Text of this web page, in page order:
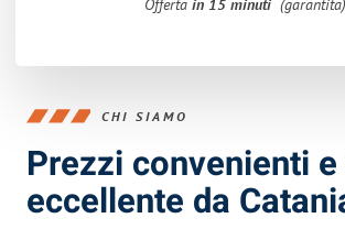
Offerta in 15 minuti
CHI SIAMO
Prezzi convenienti
eccellente da